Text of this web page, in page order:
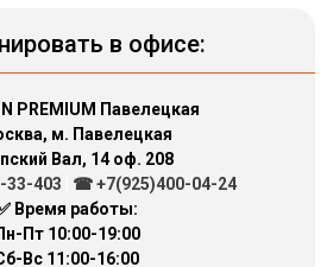
в офисе:
PREMIUM Павелецкая
м. Павелецкая
Вал, 14 оф. 208
403
☎ +7(925)400-04-24
Время работы:
Пт 10:00-19:00
Вс 11:00-16:00